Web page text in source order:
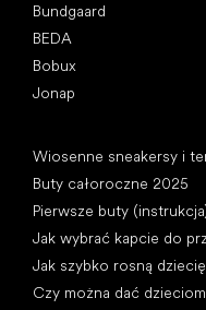
Bundgaard
BEDA
Bobux
Jonap
Wiosenne sneakersy i
Buty całoroczne 2025
Pierwsze buty
Jak wybrać kapcie do
Jak szybko rosną
Czy można dać